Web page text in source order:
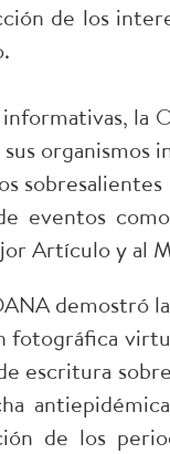
de los
la
sobresalientes
eventos
Artículo y al
demostró
fotográfica
escritura
de los